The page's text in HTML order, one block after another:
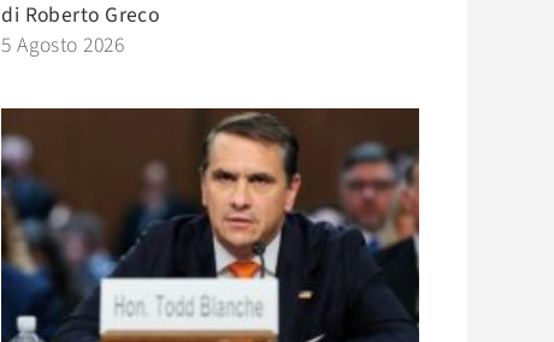
di Roberto Greco
5 Agosto 2026